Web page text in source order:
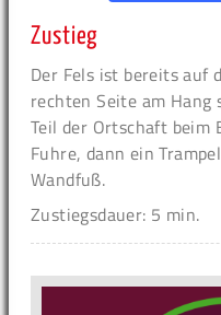
Zustieg
Der Fels ist bereits auf
rechten Seite am Hang
Teil der Ortschaft
Fuhre, dann ein
Wandfuß.
Zustiegsdauer: 5 min.